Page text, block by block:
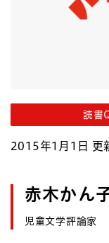
読書
2015年1月1日 更
赤木かん
児童文学評論家